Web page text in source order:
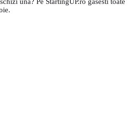
una? Pe StartingUP.ro gasesti toate